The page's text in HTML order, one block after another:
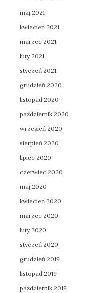
maj 2021
kwiecień 2021
marzec 2021
luty 2021
styczeń 2021
grudzień 2020
listopad 2020
październik 2020
wrzesień 2020
sierpień 2020
lipiec 2020
czerwiec 2020
maj 2020
kwiecień 2020
marzec 2020
luty 2020
styczeń 2020
grudzień 2019
listopad 2019
październik 2019